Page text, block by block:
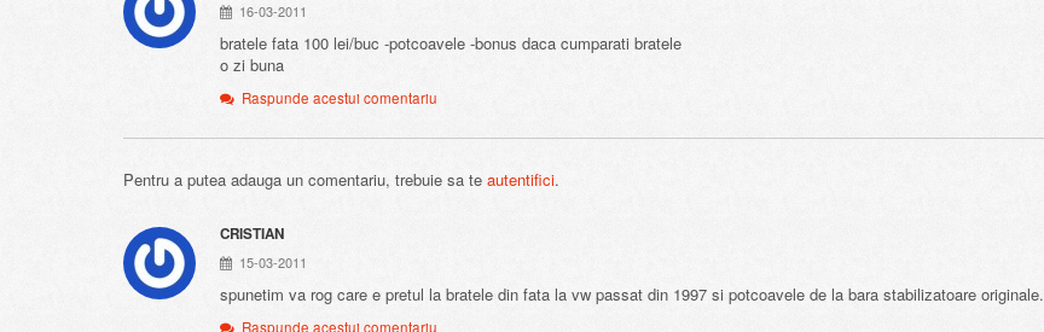
16-03-2011
bratele fata 100 lei/buc -potcoavele -bonus daca cumparati bratele
o zi buna
Raspunde acestui comentariu
Pentru a putea adauga un comentariu, trebuie sa te autentifici.
CRISTIAN
15-03-2011
spunetim va rog care e pretul la bratele din fata la vw passat din 1997 si potcoavele de la bara stabilizatoare originale.
Raspunde acestui comentariu